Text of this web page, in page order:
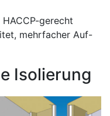
gerecht
mehrfacher Auf-
Isolierung